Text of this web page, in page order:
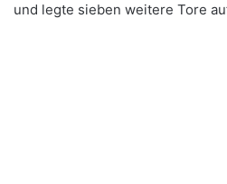
und legte sieben weitere Tore